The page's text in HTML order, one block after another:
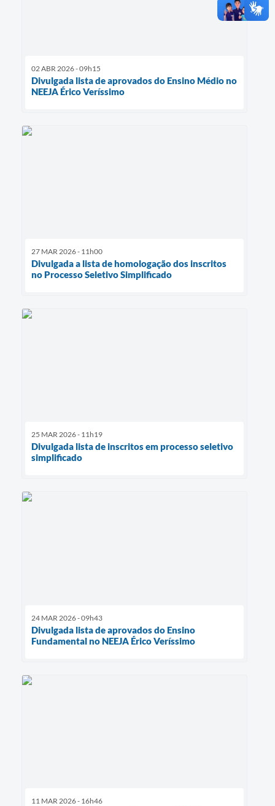
02 ABR 2026 - 09h15
Divulgada lista de aprovados do Ensino Médio no
NEEJA Érico Veríssimo
27 MAR 2026 - 11h00
Divulgada a lista de homologação dos inscritos
no Processo Seletivo Simplificado
25 MAR 2026 - 11h19
Divulgada lista de inscritos em processo seletivo
simplificado
24 MAR 2026 - 09h43
Divulgada lista de aprovados do Ensino
Fundamental no NEEJA Érico Veríssimo
11 MAR 2026 - 16h46